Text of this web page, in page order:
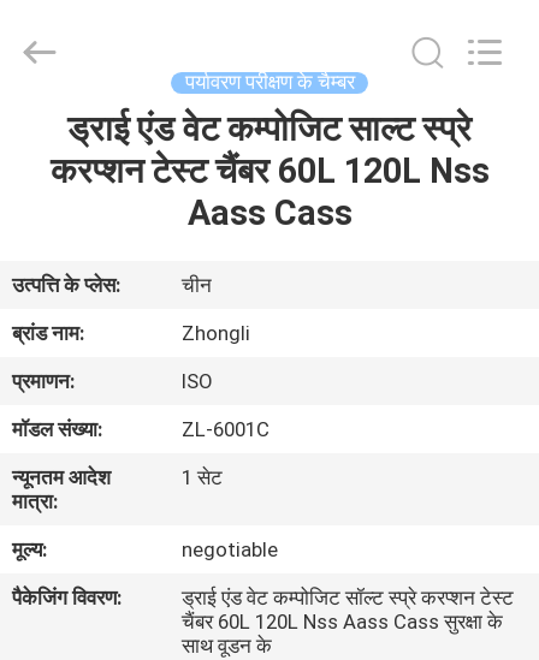
वीडियो
बारे
में
कारखाना
भ्रमण
Technology
पर्यावरण परीक्षण के चैम्बर
ड्राई एंड वेट कम्पोजिट साल्ट स्प्रे
करप्शन टेस्ट चैंबर 60L 120L Nss
Aass Cass
उत्पत्ति के प्लेस:
चीन
ब्रांड नाम:
Zhongli
प्रमाणन:
ISO
मॉडल संख्या:
ZL-6001C
न्यूनतम आदेश
मात्रा:
1 सेट
मूल्य:
negotiable
पैकेजिंग विवरण:
ड्राई एंड वेट कम्पोजिट सॉल्ट स्प्रे करप्शन टेस्ट
चैंबर 60L 120L Nss Aass Cass सुरक्षा के
साथ वूडन के